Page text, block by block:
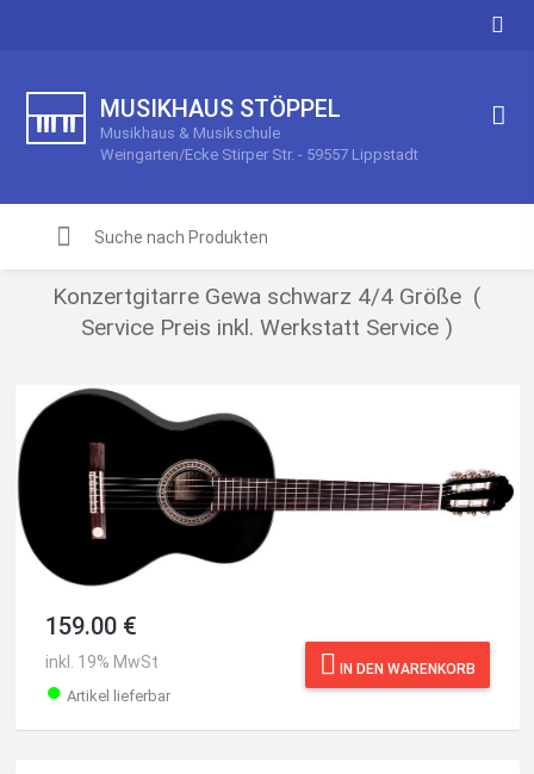
MUSIKHAUS STÖPPEL
Musikhaus & Musikschule
Weingarten/Ecke Stirper Str. - 59557 Lippstadt
Konzertgitarre Gewa schwarz 4/4 Größe (
Service Preis inkl. Werkstatt Service )
159.00 €
inkl. 19% MwSt
● Artikel lieferbar
IN DEN WARENKORB